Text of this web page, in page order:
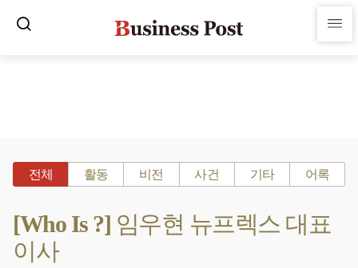
전체 활동 비전 사건 기타 어록
[Who Is ?] 임우현 뉴프렉스 대표
이사